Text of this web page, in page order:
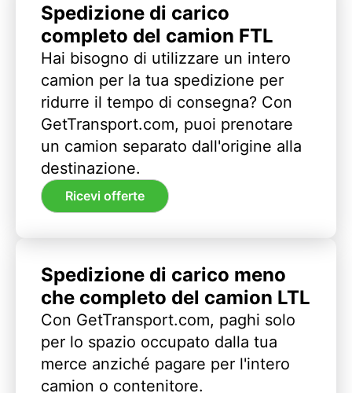
Spedizione di carico
completo del camion FTL
Hai bisogno di utilizzare un intero
camion per la tua spedizione per
ridurre il tempo di consegna? Con
GetTransport.com, puoi prenotare
un camion separato dall'origine alla
destinazione.
Ricevi offerte
Spedizione di carico meno
che completo del camion LTL
Con GetTransport.com, paghi solo
per lo spazio occupato dalla tua
merce anziché pagare per l'intero
camion o contenitore.